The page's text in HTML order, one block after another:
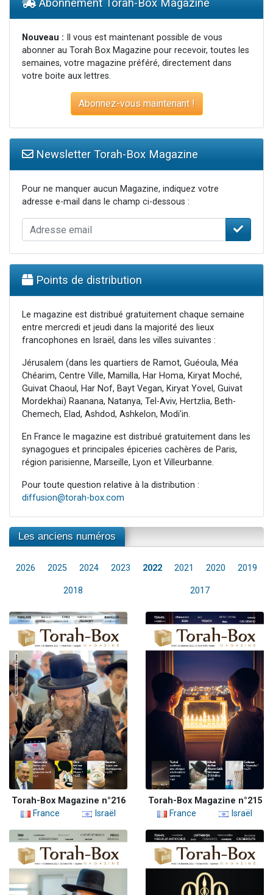
Abonnement Torah-Box Magazine
Nouveau : Il vous est maintenant possible de vous
abonner au Torah Box Magazine pour recevoir, toutes les
semaines, votre magazine préféré, directement dans
votre boite aux lettres.
Abonnez-vous maintenant !
Newsletter Torah-Box Magazine
Pour ne manquer aucun Magazine, indiquez votre
adresse e-mail dans le champ ci-dessous :
Points de distribution
Le magazine est distribué gratuitement chaque semaine
entre mercredi et jeudi dans la majorité des lieux
francophones en Israël, dans les villes suivantes :
Jérusalem (dans les quartiers de Ramot, Guéoula, Méa
Chéarim, Centre Ville, Mamilla, Har Homa, Kiryat Moché,
Guivat Chaoul, Har Nof, Bayt Vegan, Kiryat Yovel, Guivat
Mordekhai) Raanana, Natanya, Tel-Aviv, Hertzlia, Beth-
Chemech, Elad, Ashdod, Ashkelon, Modi'in.
En France le magazine est distribué gratuitement dans les
synagogues et principales épiceries cachères de Paris,
région parisienne, Marseille, Lyon et Villeurbanne.
Pour toute question relative à la distribution :
diffusion@torah-box.com
Les anciens numéros
2026 2025 2024 2023 2022 2021 2020 2019
2018 2017
Torah-Box Magazine n°216
France
Israël
Torah-Box Magazine n°215
France
Israël